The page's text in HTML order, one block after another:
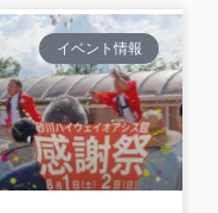
イベント情報